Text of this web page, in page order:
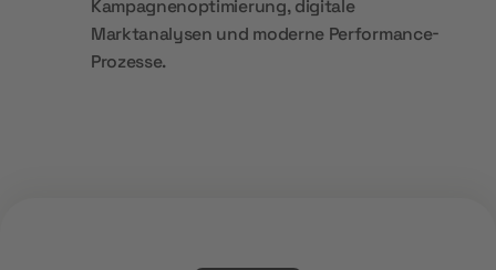
Kampagnenoptimierung, digitale
Marktanalysen und moderne Performance-
Prozesse.